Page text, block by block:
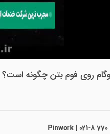
روی فوم بتن چگونه است؟